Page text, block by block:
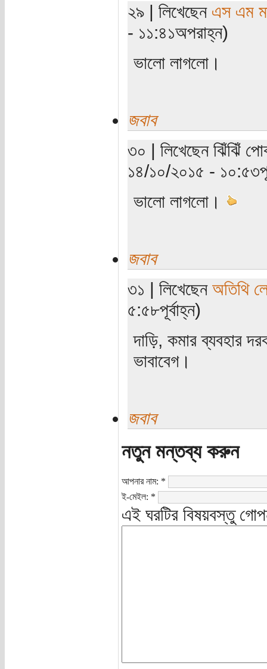
২৯ | লিখেছেন এস এম
- ১১:৪১অপরাহ্ন)
ভালো লাগলো।
জবাব
৩০ | লিখেছেন ঝিঁঝিঁ
১৪/১০/২০১৫ -
ভালো লাগলো।
জবাব
৩১ | লিখেছেন অতিথি
৫:৫৮পূর্বাহ্ন)
দাড়ি, কমার ব্যবহার
ভাবাবেগ।
জবাব
নতুন মন্তব্য করুন
আপনার নাম: *
ই-মেইল: *
এই ঘরটির বিষয়বস্তু